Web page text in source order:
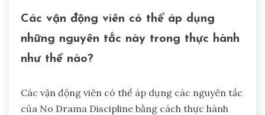
Các vận động viên có thể áp dụng
những nguyên tắc này trong thực hành
như thế nào?
Các vận động viên có thể áp dụng các nguyên tắc
của No Drama Discipline bằng cách thực hành